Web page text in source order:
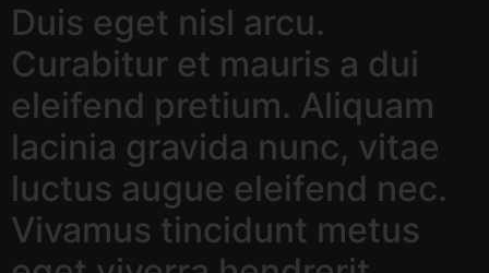
Duis eget nisl arcu.
Curabitur et mauris a dui
eleifend pretium. Aliquam
lacinia gravida nunc, vitae
luctus augue eleifend nec.
Vivamus tincidunt metus